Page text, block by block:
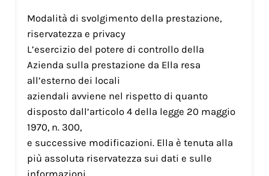
Modalità di svolgimento della prestazione,
riservatezza e privacy
L’esercizio del potere di controllo della
Azienda sulla prestazione da Ella resa
all’esterno dei locali
aziendali avviene nel rispetto di quanto
disposto dall’articolo 4 della legge 20 maggio
1970, n. 300,
e successive modificazioni. Ella è tenuta alla
più assoluta riservatezza sui dati e sulle